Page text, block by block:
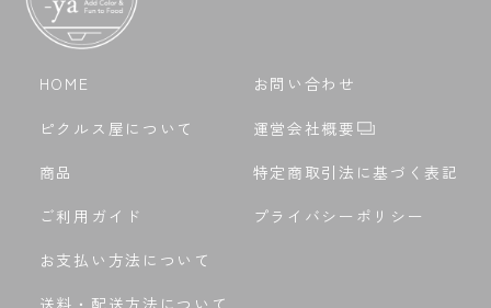
HOME
ピクルス屋について
商品
ご利用ガイド
お支払い方法について
お問い合わせ
運営会社概要
特定商取引法に基づく表記
プライバシーポリシー